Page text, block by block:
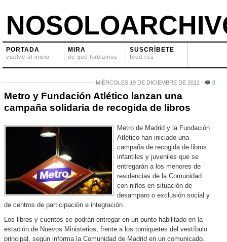
PORTADA
vuelve al inicio
MIRA
de qué hablamos
SUSCRÍBETE
feed rss
MIÉRCOLES 19 DE DICIEMBRE DE 2012 0
Metro y Fundación Atlético lanzan una
campaña solidaria de recogida de libros
Metro de Madrid y la Fundación
Atlético han iniciado una
campaña de recogida de libros
infantiles y juveniles que se
entregarán a los menores de
residencias de la Comunidad
con niños en situación de
desamparo o exclusión social y
de centros de participación e integración.
Los libros y cuentos se podrán entregar en un punto habilitado en la
estación de Nuevos Ministerios, frente a los torniquetes del vestíbulo
principal, según informa la Comunidad de Madrid en un comunicado.